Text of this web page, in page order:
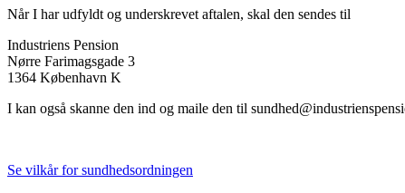
Når I har udfyldt og underskrevet aftalen, skal den sendes til
Industriens Pension
Nørre Farimagsgade 3
1364 København K
I kan også skanne den ind og maile den til
Se vilkår for sundhedsordningen